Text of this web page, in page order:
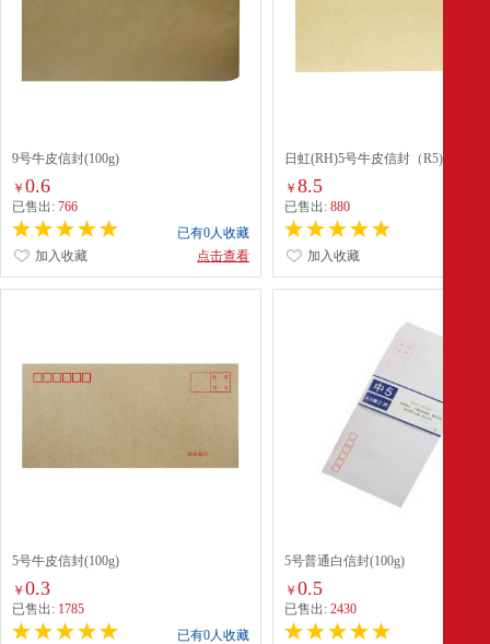
9号牛皮信封(100g)
￥ 0.6
已售出: 766
已有0人收藏
点击查看
加入收藏
日虹(RH)5号牛皮信封（R5)*25个/
￥8.5
已售出:880
加入收藏
5号牛皮信封(100g)
￥ 0.3
已售出: 1785
已有0人收藏
5号普通白信封(100g)
￥0.5
已售出:2430